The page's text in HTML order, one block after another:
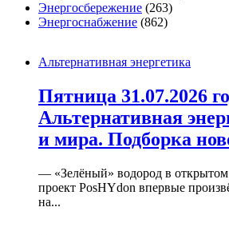
Энергосбережение (263)
Энергоснабжение (862)
Альтернативная энергетика
Пятница 31.07.2026
Альтернативная
и мира. Подборка
— «Зелёный» водород в
проект PosHYdon впервые
на...